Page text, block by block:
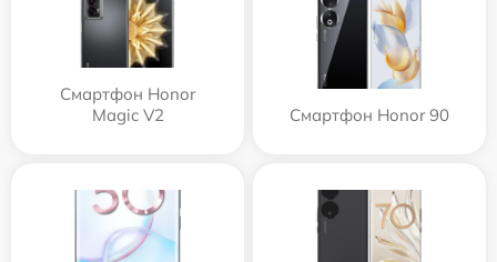
Смартфон Honor
Magic V2
Смартфон Honor 90